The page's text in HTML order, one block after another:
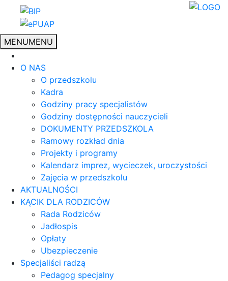
MENUMENU
O NAS
O przedszkolu
Kadra
Godziny pracy specjalistów
Godziny dostępności nauczycieli
DOKUMENTY PRZEDSZKOLA
Ramowy rozkład dnia
Projekty i programy
Kalendarz imprez, wycieczek, uroczystości
Zajęcia w przedszkolu
AKTUALNOŚCI
KĄCIK DLA RODZICÓW
Rada Rodziców
Jadłospis
Opłaty
Ubezpieczenie
Specjaliści radzą
Pedagog specjalny